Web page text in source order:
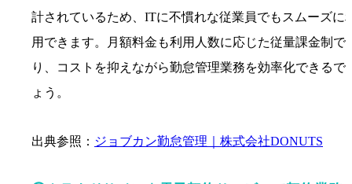
計されているため、ITに不慣れな従業員でもスムーズに
用できます。月額料金も利用人数に応じた従量課金制で
り、コストを抑えながら勤怠管理業務を効率化できるで
ょう。
出典参照： ジョブカン勤怠管理｜株式会社DONUTS